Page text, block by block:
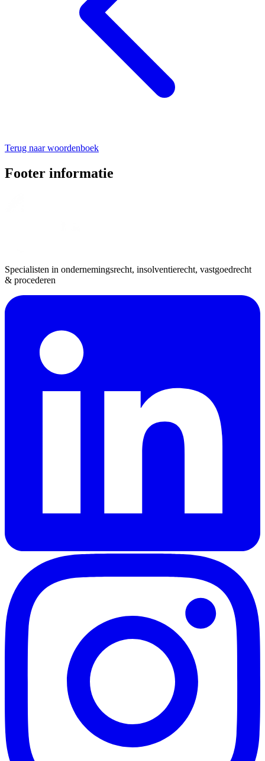
Terug naar woordenboek
Footer informatie
Specialisten in ondernemingsrecht, insolventierecht, vastgoedrecht
& procederen